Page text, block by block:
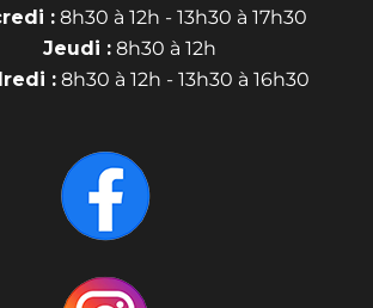
: 8h30 à 12h - 13h30 à 17h30
Jeudi :8h30 à 12h
:8h30 à 12h - 13h30 à 16h30